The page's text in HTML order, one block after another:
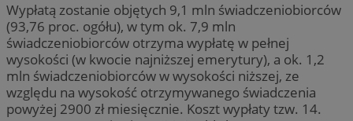
Wypłatą zostanie objętych 9,1 mln świadczeniobiorców
(93,76 proc. ogółu), w tym ok. 7,9 mln
świadczeniobiorców otrzyma wypłatę w pełnej
wysokości (w kwocie najniższej emerytury), a ok. 1,2
mln świadczeniobiorców w wysokości niższej, ze
względu na wysokość otrzymywanego świadczenia
powyżej 2900 zł miesięcznie. Koszt wypłaty tzw. 14.